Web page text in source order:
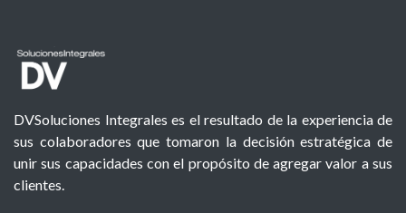
DVSoluciones Integrales es el resultado de la experiencia de
sus colaboradores que tomaron la decisión estratégica de
unir sus capacidades con el propósito de agregar valor a sus
clientes.